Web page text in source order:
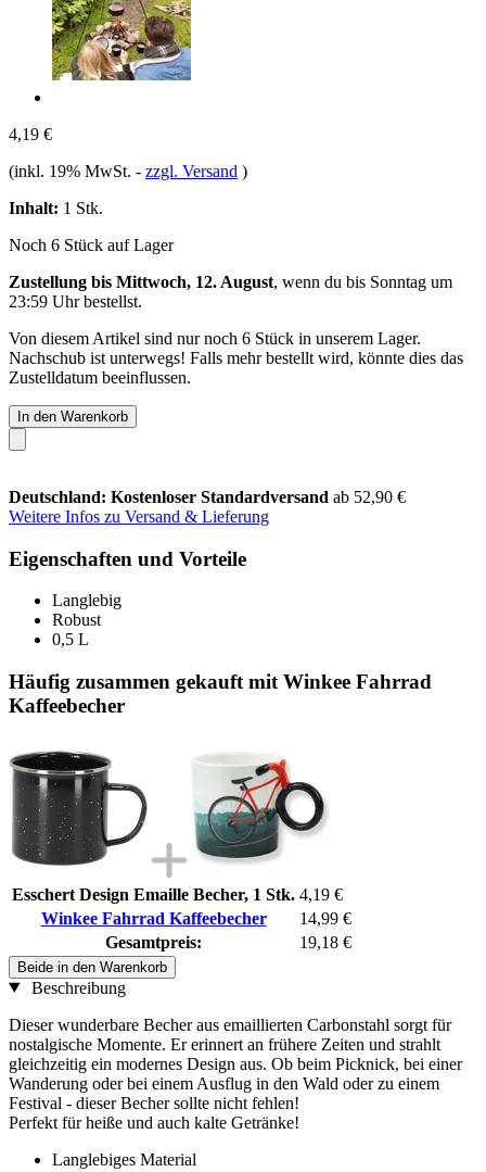
4,19 €
(inkl. 19% MwSt. - zzgl. Versand )
Inhalt: 1 Stk.
Noch 6 Stück auf Lager
Zustellung bis Mittwoch, 12. August, wenn du bis Sonntag um
23:59 Uhrbestellst.
Von diesem Artikel sind nur noch 6 Stück in unserem Lager.
Nachschub ist unterwegs! Falls mehr bestellt wird, könnte dies das
Zustelldatum beeinflussen.
In den Warenkorb
Deutschland: Kostenloser Standardversand ab 52,90 €
Weitere Infos zu Versand & Lieferung
Eigenschaften und Vorteile
Langlebig
Robust
0,5 L
Häufig zusammen gekauft mit Winkee Fahrrad
Kaffeebecher
Esschert Design Emaille Becher, 1 Stk. 4,19 €
Winkee Fahrrad Kaffeebecher
14,99 €
Gesamtpreis:
19,18 €
Beide in den Warenkorb
Beschreibung
Dieser wunderbare Becher aus emaillierten Carbonstahl sorgt für
nostalgische Momente. Er erinnert an frühere Zeiten und strahlt
gleichzeitig ein modernes Design aus. Ob beim Picknick, bei einer
Wanderung oder bei einem Ausflug in den Wald oder zu einem
Festival - dieser Becher sollte nicht fehlen!
Perfekt für heiße und auch kalte Getränke!
Langlebiges Material